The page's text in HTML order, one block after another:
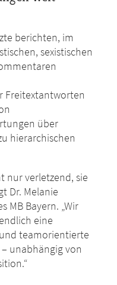
berichten, im
sexistischen
Freitextantworten
über
hierarchischen
nur verletzend, sie
Dr. Melanie
MB Bayern. „Wir
eine
teamorientierte
unabhängig von